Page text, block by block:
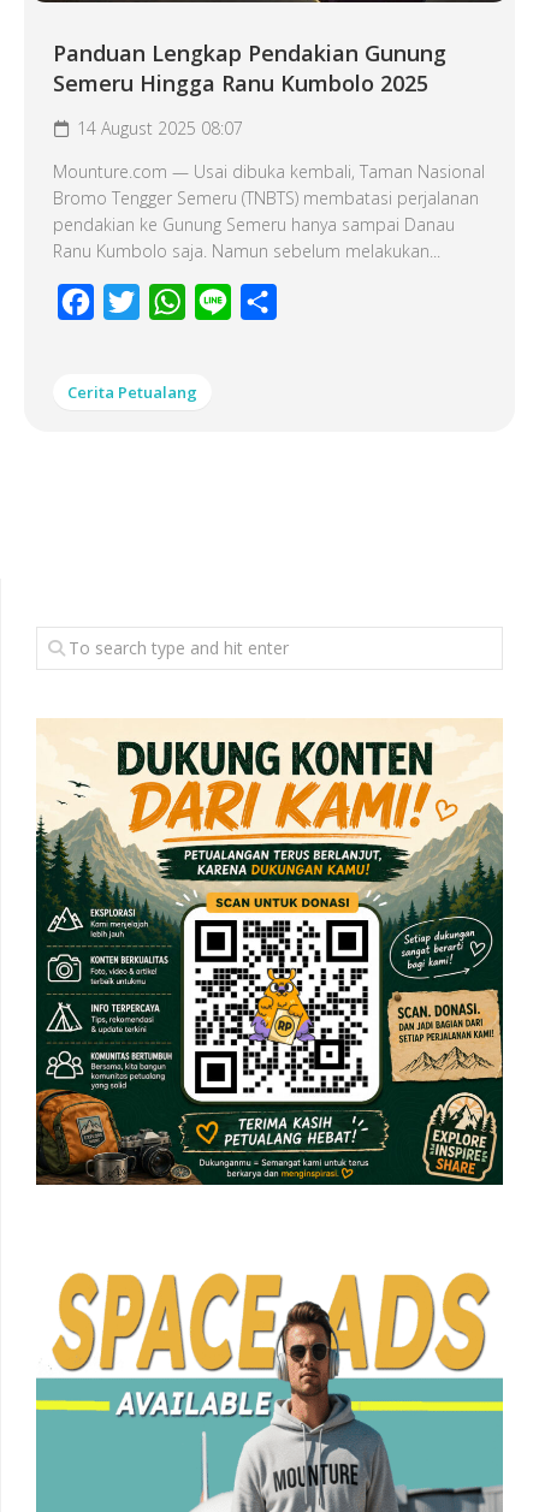
Panduan Lengkap Pendakian Gunung
Semeru Hingga Ranu Kumbolo 2025
14 August 2025 08:07
Mounture.com — Usai dibuka kembali, Taman Nasional
Bromo Tengger Semeru (TNBTS) membatasi perjalanan
pendakian ke Gunung Semeru hanya sampai Danau
Ranu Kumbolo saja. Namun sebelum melakukan...
Facebook
Twitter WhatsApp
Line
Cerita Petualang